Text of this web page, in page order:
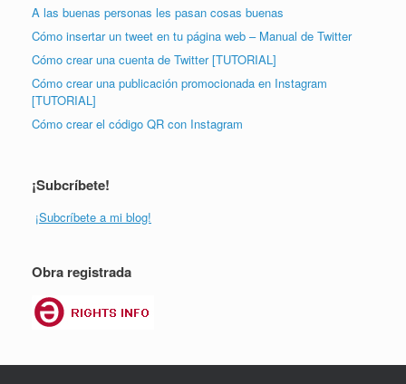
A las buenas personas les pasan cosas buenas
Cómo insertar un tweet en tu página web – Manual de Twitter
Cómo crear una cuenta de Twitter [TUTORIAL]
Cómo crear una publicación promocionada en Instagram
[TUTORIAL]
Cómo crear el código QR con Instagram
¡Subcríbete!
¡Subcríbete a mi blog!
Obra registrada